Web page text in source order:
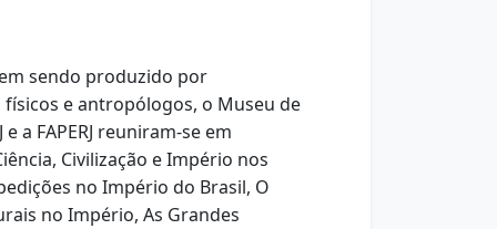
sendo produzido por
e antropólogos, o Museu de
a FAPERJ reuniram-se em
Civilização e Império nos
no Império do Brasil, O
no Império, As Grandes